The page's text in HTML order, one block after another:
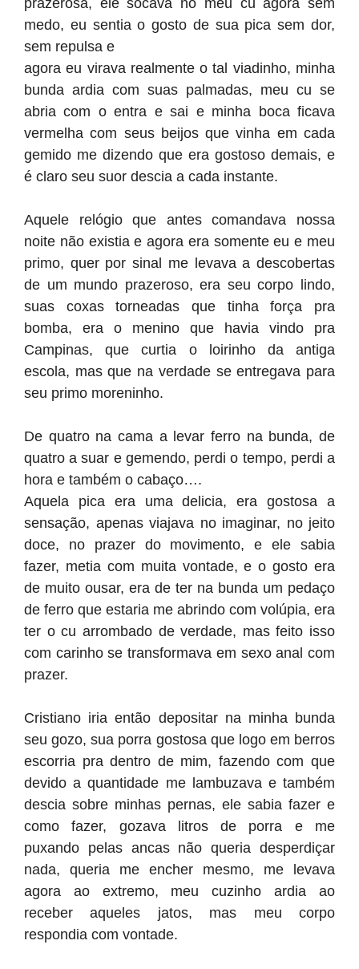
prazerosa, ele socava no meu cu agora sem
medo, eu sentia o gosto de sua pica sem dor,
sem repulsa e
agora eu virava realmente o tal viadinho, minha
bunda ardia com suas palmadas, meu cu se
abria com o entra e sai e minha boca ficava
vermelha com seus beijos que vinha em cada
gemido me dizendo que era gostoso demais, e
é claro seu suor descia a cada instante.
Aquele relógio que antes comandava nossa
noite não existia e agora era somente eu e meu
primo, quer por sinal me levava a descobertas
de um mundo prazeroso, era seu corpo lindo,
suas coxas torneadas que tinha força pra
bomba, era o menino que havia vindo pra
Campinas, que curtia o loirinho da antiga
escola, mas que na verdade se entregava para
seu primo moreninho.
De quatro na cama a levar ferro na bunda, de
quatro a suar e gemendo, perdi o tempo, perdi a
hora e também o cabaço….
Aquela pica era uma delicia, era gostosa a
sensação, apenas viajava no imaginar, no jeito
doce, no prazer do movimento, e ele sabia
fazer, metia com muita vontade, e o gosto era
de muito ousar, era de ter na bunda um pedaço
de ferro que estaria me abrindo com volúpia, era
ter o cu arrombado de verdade, mas feito isso
com carinho se transformava em sexo anal com
prazer.
Cristiano iria então depositar na minha bunda
seu gozo, sua porra gostosa que logo em berros
escorria pra dentro de mim, fazendo com que
devido a quantidade me lambuzava e também
descia sobre minhas pernas, ele sabia fazer e
como fazer, gozava litros de porra e me
puxando pelas ancas não queria desperdiçar
nada, queria me encher mesmo, me levava
agora ao extremo, meu cuzinho ardia ao
receber aqueles jatos, mas meu corpo
respondia com vontade.